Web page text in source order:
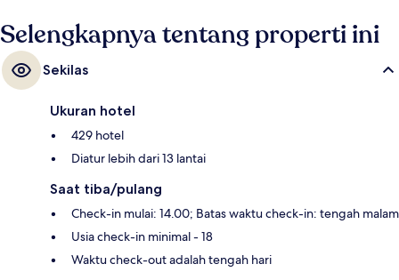
Selengkapnya tentang properti ini
Sekilas
Ukuran hotel
429 hotel
Diatur lebih dari 13 lantai
Saat tiba/pulang
Check-in mulai: 14.00; Batas waktu check-in: tengah malam
Usia check-in minimal - 18
Waktu check-out adalah tengah hari